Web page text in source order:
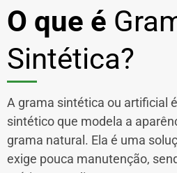
O que é
Sintética?
A grama sintética ou artificial
sintético que modela a
grama natural. Ela é uma
exige pouca manutenção,